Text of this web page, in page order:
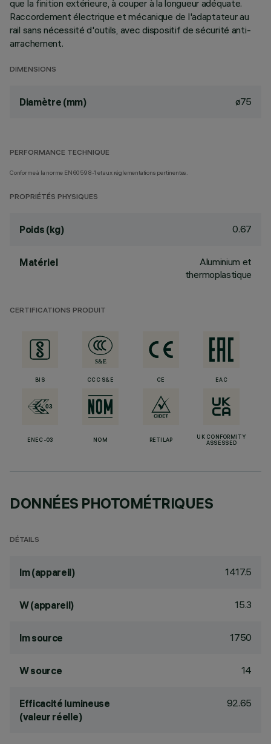
que la finition extérieure, à couper à la longueur adéquate.
Raccordement électrique et mécanique de l'adaptateur au
rail sans nécessité d'outils, avec dispositif de sécurité anti-
arrachement.
DIMENSIONS
Diamètre (mm) ø75
PERFORMANCE TECHNIQUE
Conforme à la norme EN60598-1 et aux réglementations pertinentes.
PROPRIÉTÉS PHYSIQUES
Poids (kg) 0.67
Matériel
Aluminium et
thermoplastique
CERTIFICATIONS PRODUIT
BIS CCC S&E CE EAC
ENEC-03 NOM RETILAP
UK CONFORMITY
ASSESSED
DONNÉES PHOTOMÉTRIQUES
DÉTAILS
lm (appareil) 1417.5
W (appareil) 15.3
lm source 1750
W source 14
Efficacité lumineuse
(valeur réelle)
92.65